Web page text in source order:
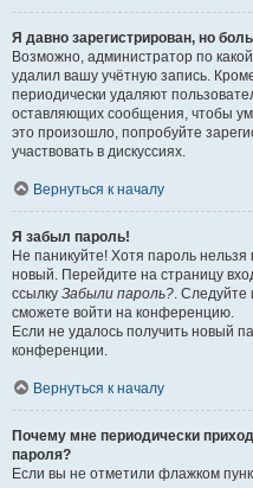
Я давно зарегистрирован, но
Возможно, администратор по
удалил вашу учётную запись.
периодически удаляют
оставляющих сообщения, чтобы
это произошло, попробуйте
участвовать в дискуссиях.
Вернуться к началу
Я забыл пароль!
Не паникуйте! Хотя пароль нельзя
новый. Перейдите на страницу
ссылку Забыли пароль?. Следуйте
сможете войти на конференцию.
Если не удалось получить новый
конференции.
Вернуться к началу
Почему мне периодически
пароля?
Если вы не отметили флажком